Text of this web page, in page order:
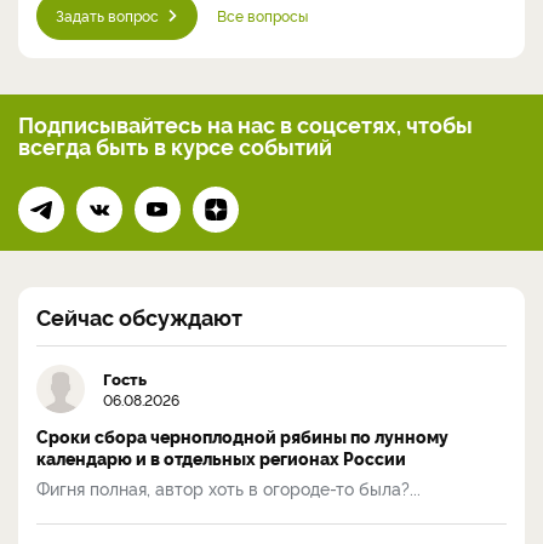
Задать вопрос Все вопросы
Подписывайтесь на нас в соцсетях, чтобы
всегдабыть в курсе событий
Сейчас обсуждают
Гость
06.08.2026
Сроки сбора черноплодной рябины по лунному
календарю и в отдельных регионах России
Фигня полная, автор хоть в огороде-то была?...